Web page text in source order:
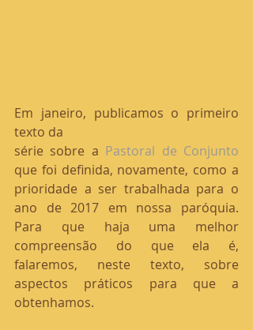
Em janeiro, publicamos o primeiro
texto da
série sobre a
que foi definida, novamente, como a
prioridade a ser trabalhada para o
ano de 2017 em nossa paróquia.
Para que haja uma melhor
compreensão do que ela é,
falaremos, neste texto, sobre
aspectos práticos para que a
obtenhamos.